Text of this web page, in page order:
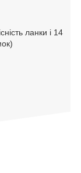
ланки і 14